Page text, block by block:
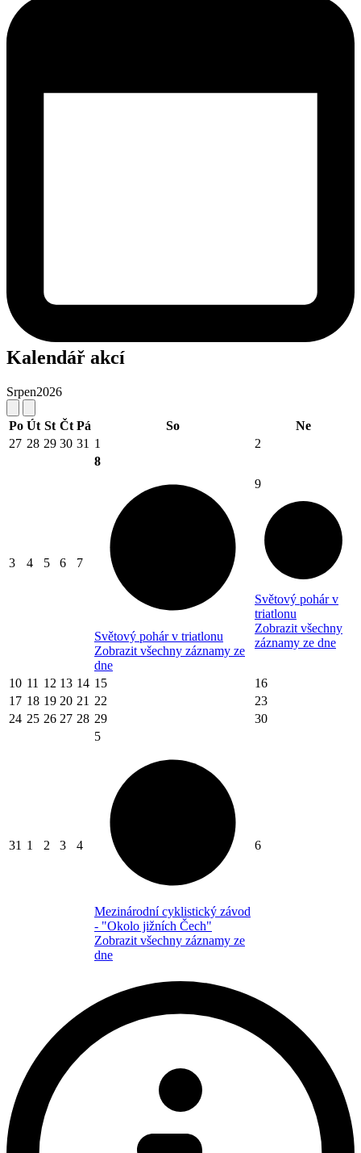
Kalendář akcí
Srpen2026
Po Út St Čt Pá So
Ne
27 28 29 30 31 1 2
3 4 5 6 7
8
Světový pohár v triatlonu
Zobrazit všechny záznamy ze
dne
9
Světový pohár v
triatlonu
Zobrazit všechny
záznamy ze dne
10 11 12 13 14 15
16
17 18 19 20 21 22
23
24 25 26 27 28 29 30
31 1 2 3 4
5
Mezinárodní cyklistický závod
- "Okolo jižních Čech"
Zobrazit všechny záznamy ze
dne
6